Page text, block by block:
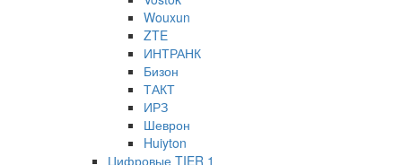
Wouxun
ZTE
ИНТРАНК
Бизон
ТАКТ
ИРЗ
Шеврон
Huiyton
Цифровые TIER 1